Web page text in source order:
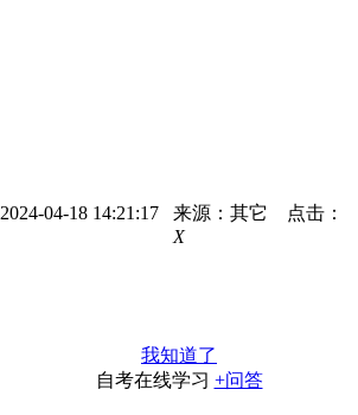
2024-04-18 14:21:17 来源：其它 点击：
X
我知道了
自考在线学习 +问答